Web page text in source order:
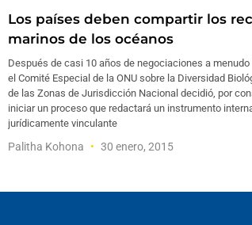
Los países deben compartir los
marinos de los océanos
Después de casi 10 años de negociaciones a menudo
el Comité Especial de la ONU sobre la Diversidad
de las Zonas de Jurisdicción Nacional decidió, por
iniciar un proceso que redactará un instrumento
jurídicamente vinculante
Palitha Kohona 30 enero, 2015